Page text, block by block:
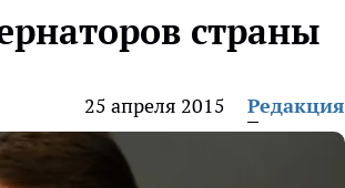
страны
25 апреля 2015 Редакция